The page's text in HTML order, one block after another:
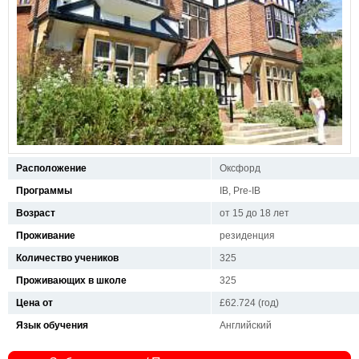
Расположение
Оксфорд
Программы
IB, Pre-IB
Возраст
от 15 до 18 лет
Проживание
резиденция
Количество учеников
325
Проживающих в школе
325
Цена от
£62.724 (год)
Язык обучения
Английский